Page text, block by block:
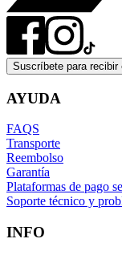
Suscríbete para recibir
AYUDA
FAQS
Transporte
Reembolso
Garantía
Plataformas de pago
Soporte técnico y
INFO